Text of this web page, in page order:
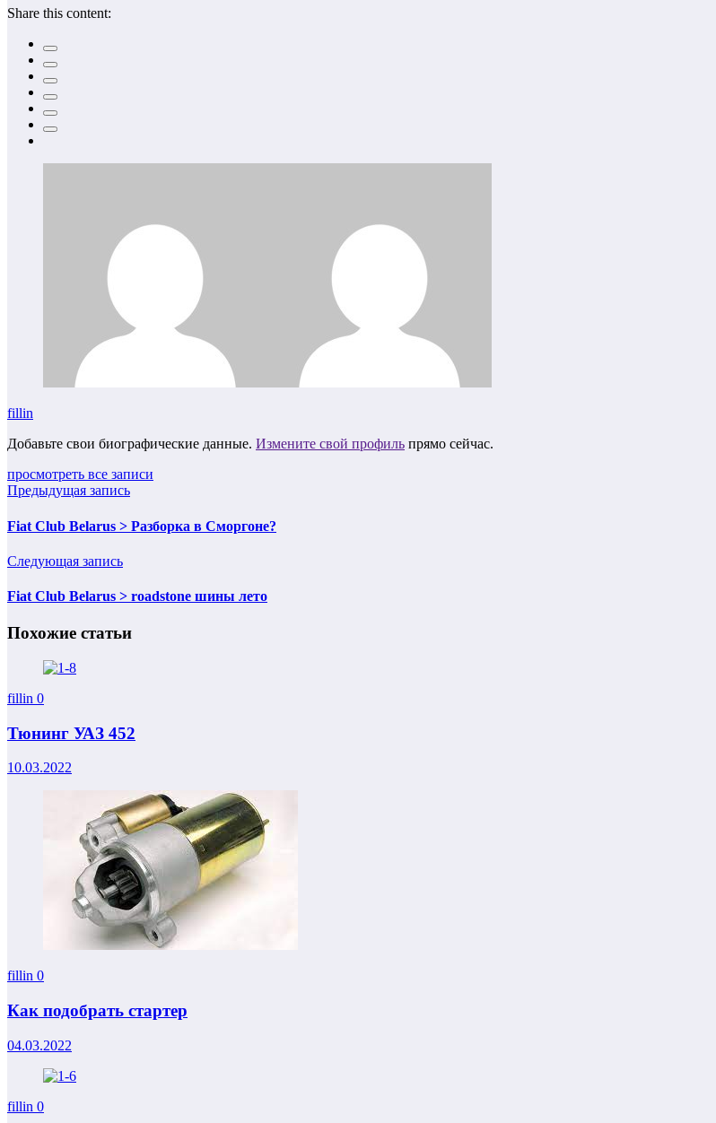
Share this content:
fillin
Добавьте свои биографические данные. Измените свой профиль прямо сейчас.
просмотреть все записи
Предыдущая запись
Fiat Club Belarus > Разборка в Сморгоне?
Следующая запись
Fiat Club Belarus > roadstone шины лето
Похожие статьи
fillin 0
Тюнинг УАЗ 452
10.03.2022
fillin 0
Как подобрать стартер
04.03.2022
fillin 0